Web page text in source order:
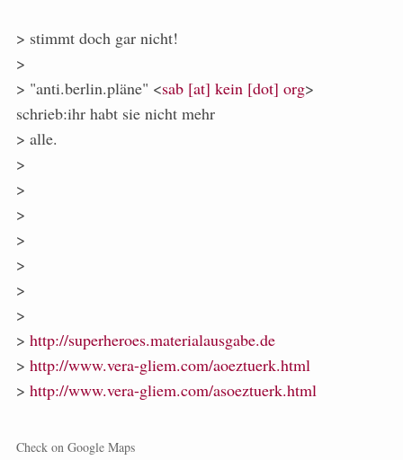
> stimmt doch gar nicht!
>
> "anti.berlin.pläne" <sab [at] kein [dot] org>
schrieb:ihr habt sie nicht mehr
> alle.
>
>
>
>
>
>
>
> http://superheroes.materialausgabe.de
> http://www.vera-gliem.com/aoeztuerk.html
> http://www.vera-gliem.com/asoeztuerk.html
Check on Google Maps